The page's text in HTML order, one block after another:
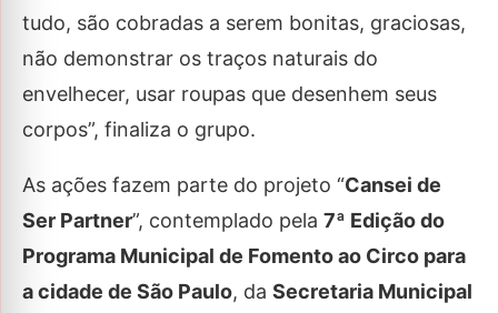
tudo, são cobradas a serem bonitas, graciosas,
não demonstrar os traços naturais do
envelhecer, usar roupas que desenhem seus
corpos”, finaliza o grupo.
As ações fazem parte do projeto “Cansei de
Ser Partner”, contemplado pela 7ª Edição do
Programa Municipal de Fomento ao Circo para
a cidade de São Paulo, da Secretaria Municipal